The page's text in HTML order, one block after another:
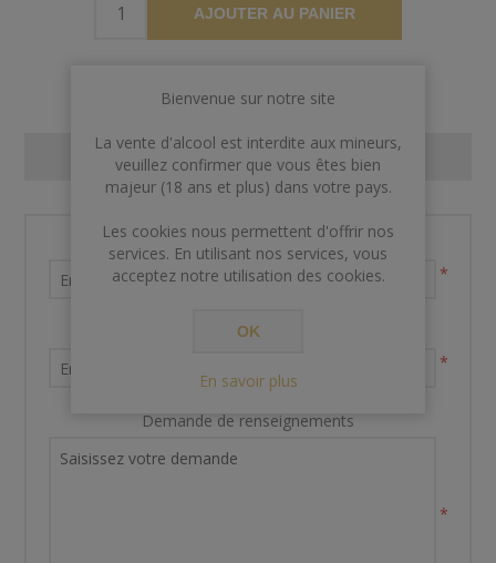
AJOUTER AU PANIER
CONTACT US
Nom et prénom
*
Votre adresse email
*
Demande de renseignements
*
Bienvenue sur notre site
La vente d'alcool est interdite aux mineurs,
veuillez confirmer que vous êtes bien
majeur (18 ans et plus) dans votre pays.
Les cookies nous permettent d'offrir nos
services. En utilisant nos services, vous
acceptez notre utilisation des cookies.
OK
En savoir plus